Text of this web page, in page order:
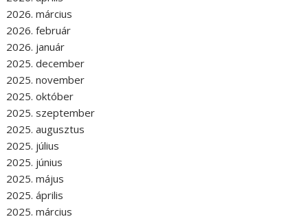
2026. március
2026. február
2026. január
2025. december
2025. november
2025. október
2025. szeptember
2025. augusztus
2025. július
2025. június
2025. május
2025. április
2025. március